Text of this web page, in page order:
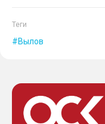
Теги
Вылов